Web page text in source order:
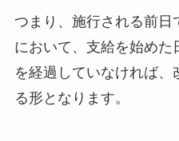
つまり、施行される前日
において、支給を始めた
を経過していなければ
る形となります。